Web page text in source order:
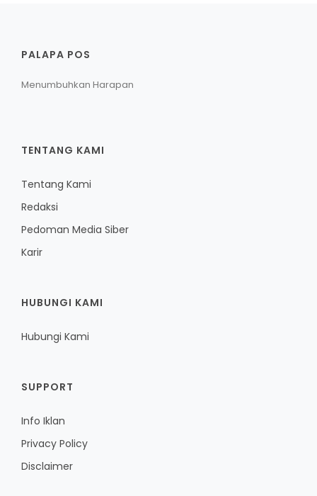
PALAPA POS
Menumbuhkan Harapan
TENTANG KAMI
Tentang Kami
Redaksi
Pedoman Media Siber
Karir
HUBUNGI KAMI
Hubungi Kami
SUPPORT
Info Iklan
Privacy Policy
Disclaimer